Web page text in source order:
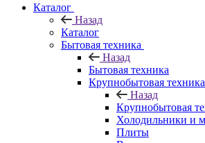
Каталог
Назад
Каталог
Бытовая техника
Назад
Бытовая техника
Крупнобытовая техника
Назад
Крупнобытовая
Холодильники и
Плиты